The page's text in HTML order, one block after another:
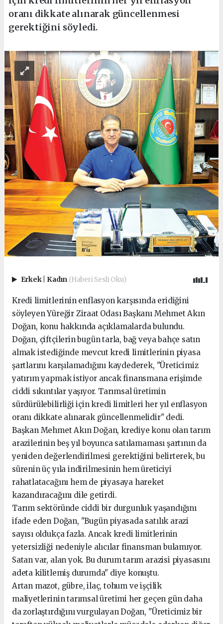
oranı dikkate alınarak güncellenmesi
gerektiğini söyledi.
Erkek Kadın (Haberi Sesli Oku)
Kredi limitlerinin enflasyon karşısında eridiğini
söyleyen Yüreğir Ziraat Odası Başkanı Mehmet Akın
Doğan, konu hakkında açıklamalarda bulundu.
Doğan, çiftçilerin bugün tarla, bağ veya bahçe satın
almak istediğinde mevcut kredi limitlerinin piyasa
şartlarını karşılamadığını kaydederek, "Üreticimiz
yatırım yapmak istiyor ancak finansmana erişimde
ciddi sıkıntılar yaşıyor. Tarımsal üretimin
sürdürülebilirliği için kredi limitleri her yıl enflasyon
oranı dikkate alınarak güncellenmelidir" dedi.
Başkan Mehmet Akın Doğan, krediye konu olan tarım
arazilerinin beş yıl boyunca satılamaması şartının da
yeniden değerlendirilmesi gerektiğini belirterek, bu
sürenin üç yıla indirilmesinin hem üreticiyi
rahatlatacağını hem de piyasaya hareket
kazandıracağını dile getirdi.
Tarım sektöründe ciddi bir durgunluk yaşandığını
ifade eden Doğan, "Bugün piyasada satılık arazi
sayısı oldukça fazla. Ancak kredi limitlerinin
yetersizliği nedeniyle alıcılar finansman bulamıyor.
Satan var, alan yok. Bu durum tarım arazisi piyasasını
adeta kilitlemiş durumda" diye konuştu.
Artan mazot, gübre, ilaç, tohum ve işçilik
maliyetlerinin tarımsal üretimi her geçen gün daha
da zorlaştırdığını vurgulayan Doğan, "Üreticimiz bir